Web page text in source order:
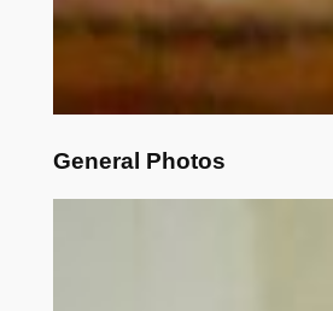
General Photos